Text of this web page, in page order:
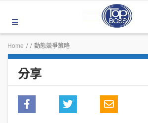
Home / / 動態競爭策略
分享